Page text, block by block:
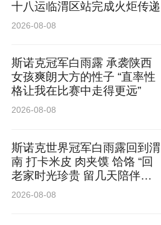
十八运临渭区站完成火炬传递
2026-08-08
斯诺克冠军白雨露 承袭陕西
女孩爽朗大方的性子 “直率性
格让我在比赛中走得更远”
2026-08-08
斯诺克世界冠军白雨露回到渭
南 打卡米皮 肉夹馍 饸饹 “回
老家时光珍贵 留几天陪伴长
辈”
2026-08-08